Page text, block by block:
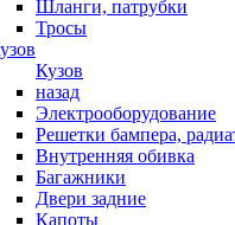
Шланги, патрубки
Тросы
Кузов
назад
Электрооборудование
Решетки бампера,
Внутренняя обивка
Багажники
Двери задние
Капоты